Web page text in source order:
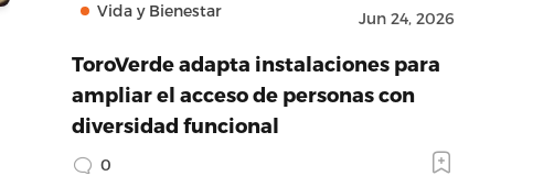
Vida y Bienestar Jun 24, 2026
ToroVerde adapta instalaciones para
ampliar el acceso de personas con
diversidad funcional
0